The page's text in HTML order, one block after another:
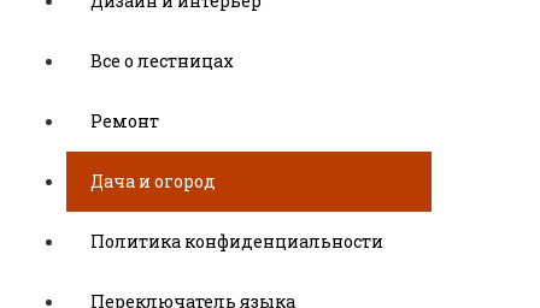
Все о лестницах
Ремонт
Дача и огород
Политика конфиденциальности
Переключатель языка